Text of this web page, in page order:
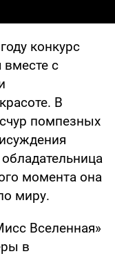
конкурс
с
В
помпезных
момента она
миру.
Вселенная»
в